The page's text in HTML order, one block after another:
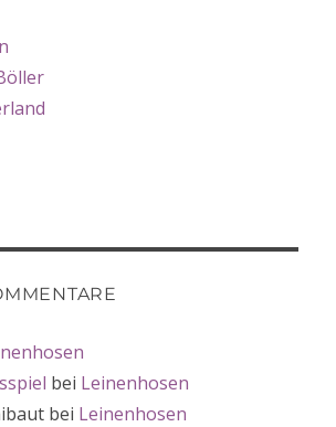
bei Leinenhosen
bei Leinenhosen